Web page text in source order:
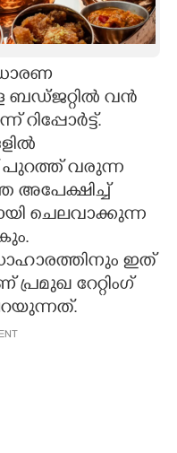
വന്‍
റിപ്പോര്‍ട്ട്.
പുറത്ത് വരുന്ന
അപേക്ഷിച്ച്
ചെലവാക്കുന്ന
ഇത്
റേറ്റിംഗ്